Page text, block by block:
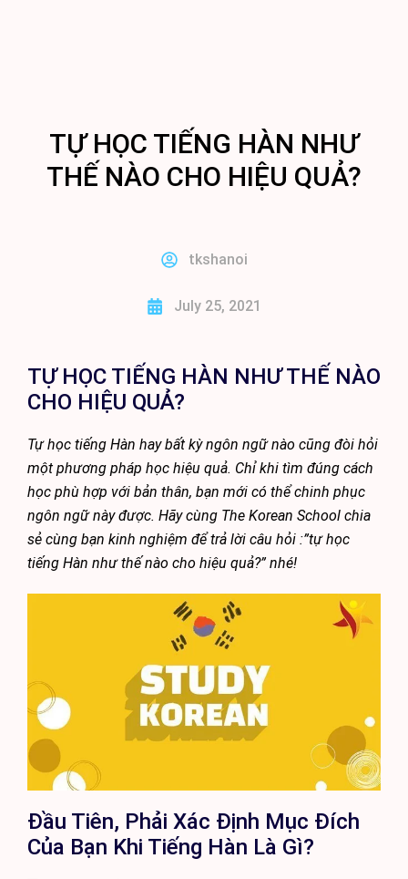
TỰ HỌC TIẾNG HÀN NHƯ
THẾ NÀO CHO HIỆU QUẢ?
tkshanoi
July 25, 2021
TỰ HỌC TIẾNG HÀN NHƯ THẾ NÀO
CHO HIỆU QUẢ?
Tự học tiếng Hàn hay bất kỳ ngôn ngữ nào cũng đòi hỏi
một phương pháp học hiệu quả. Chỉ khi tìm đúng cách
học phù hợp với bản thân, bạn mới có thể chinh phục
ngôn ngữ này được. Hãy cùng The Korean School chia
sẻ cùng bạn kinh nghiệm để trả lời câu hỏi :”tự học
tiếng Hàn như thế nào cho hiệu quả?” nhé!
Đầu Tiên, Phải Xác Định Mục Đích
Của Bạn Khi Tiếng Hàn Là Gì?